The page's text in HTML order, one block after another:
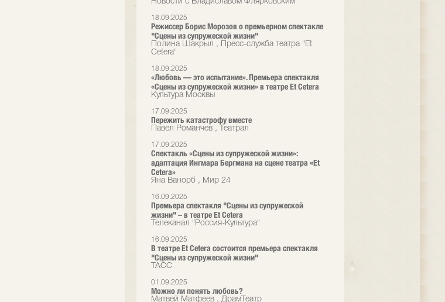
18.09.2025
Режиссер Борис Морозов о премьерном спектакле
"Сцены из супружеской жизни"
Полина Шакрыл , Пресс-служба театра "Et
Cetera"
18.09.2025
«Любовь — это испытание». Премьера спектакля
«Сцены из супружеской жизни» в театре Et Cetera
Культура Москвы
17.09.2025
Пережить катастрофу вместе
Павел Романчев , Театрал
17.09.2025
Спектакль «Сцены из супружеской жизни»:
адаптация Ингмара Бергмана на сцене театра «Et
Cetera»
Яна Ванорб , Мир 24
16.09.2025
Премьера спектакля "Сцены из супружеской
жизни" – в театре Et Cetera
Телеканал "Россия-Культура"
16.09.2025
В театре Et Cetera состоится премьера спектакля
"Сцены из супружеской жизни"
ТАСС
01.09.2025
Можно ли понять любовь?
Матвей Матфеев , ДрамТеатр